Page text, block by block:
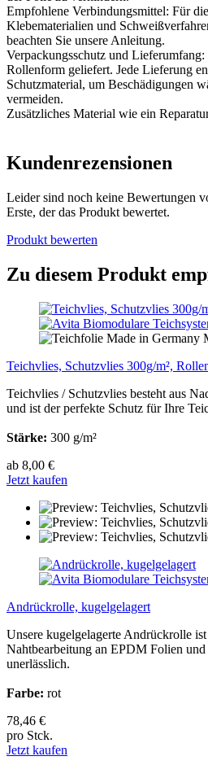
Empfohlene Verbindungsmittel: Für
Klebematerialien und
beachten Sie unsere Anleitung.
Verpackungsschutz und
Rollenform geliefert. Jede Lieferung
Schutzmaterial, um Beschädigungen
vermeiden.
Zusätzliches Material wie ein
Kundenrezensionen
Leider sind noch keine Bewertungen
Erste, der das Produkt bewertet.
Produkt bewerten
Zu diesem Produkt
Teichvlies, Schutzvlies 300g/m²,
Teichvlies / Schutzvlies besteht aus
und ist der perfekte Schutz für Ihre
Stärke: 300 g/m²
ab 8,00 €
Jetzt kaufen
Andrückrolle, kugelgelagert
Unsere kugelgelagerte Andrückrolle
Nahtbearbeitung an EPDM Folien
unerlässlich.
Farbe: rot
78,46 €
pro Stck.
Jetzt kaufen